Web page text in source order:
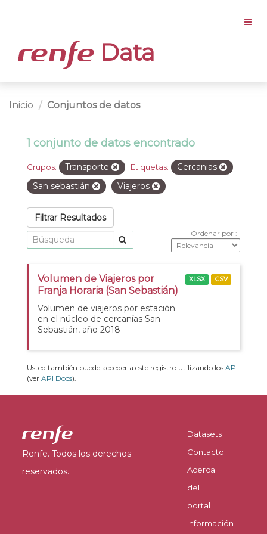
Data
Inicio Conjuntos de datos
1 conjunto de datos encontrado
Grupos: Transporte Etiquetas:
Cercanias
San sebastián
Viajeros
Filtrar Resultados
Ordenar por
Volumen de Viajeros por
Franja Horaria (San Sebastián)
Volumen de viajeros por estación
en el núcleo de cercanías San
Sebastián, año 2018
XLSX CSV
Usted también puede acceder a este registro utilizando los API
(ver API Docs).
Renfe. Todos los derechos
reservados.
Datasets
Contacto
Acerca
del
portal
Información